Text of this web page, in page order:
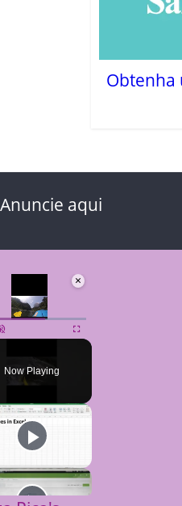
Obtenha
aqui
×
Fullscreen
Now Playing